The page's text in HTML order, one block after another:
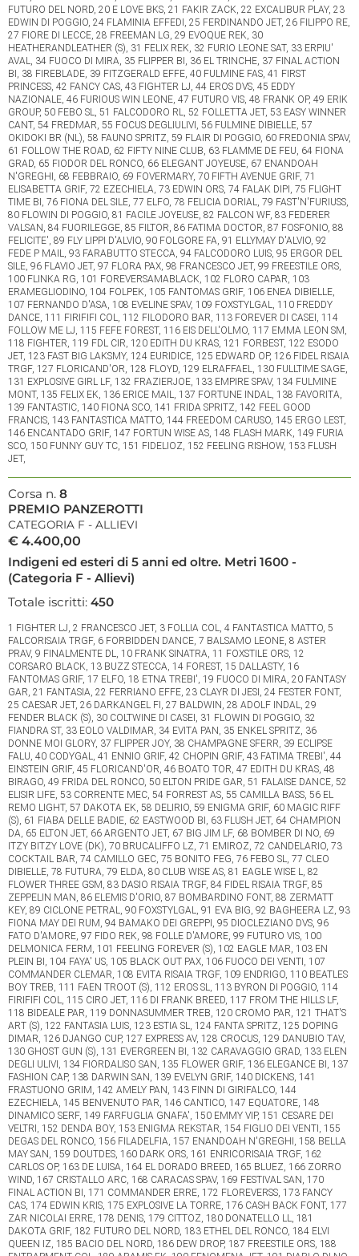
FUTURO DEL NORD, 20 E LOVE BKS, 21 FAKIR ZACK, 22 EXCALIBUR PLAY, 23
EDWIN DI POGGIO, 24 FLAMINIA EFFEDI, 25 FERDINANDO JET, 26 FILIPPO RE,
27 FIORE DI LECCE, 28 FREEMAN LG, 29 EVOQUE REK, 30
HEATHERANDLEATHER (S), 31 FELIX REK, 32 FURIO LEONE SAT, 33 ERPIU'
AVAL, 34 FUOCO DI MIRA, 35 FLIPPER BI, 36 EL TRINCHE, 37 FINAL ACTION
BI, 38 FIREBLADE, 39 FITZGERALD EFFE, 40 FULMINE FAS, 41 FIRST
PRINCESS, 42 FANCY CAS, 43 FIGHTER LJ, 44 EROS DVS, 45 EDDY
NAZIONALE, 46 FURIOUS WIN LEONE, 47 FUTURO VIS, 48 FRANK OP, 49 ERIK
GROUP, 50 FEBO SL, 51 FALCODORO RL, 52 FOLLETTA JET, 53 EASY WINNER
CANT, 54 FREDMAR, 55 FOCUS DEGLIULIVI, 56 FULMINE DIBIELLE, 57
OKIDOKI BR (NL), 58 FAUNO SPRITZ, 59 FLAIR DI POGGIO, 60 FREDONIA SPAV,
61 FOLLOW THE ROAD, 62 FIFTY NINE CLUB, 63 FLAMME DE FEU, 64 FIONA
GRAD, 65 FIODOR DEL RONCO, 66 ELEGANT JOYEUSE, 67 ENANDOAH
N'GREGHI, 68 FEBBRAIO, 69 FOVERMARY, 70 FIFTH AVENUE GRIF, 71
ELISABETTA GRIF, 72 EZECHIELA, 73 EDWIN ORS, 74 FALAK DIPI, 75 FLIGHT
TIME BI, 76 FIONA DEL SILE, 77 ELFO, 78 FELICIA DORIAL, 79 FAST'N'FURIUSS,
80 FLOWIN DI POGGIO, 81 FACILE JOYEUSE, 82 FALCON WF, 83 FEDERER
VALSAN, 84 FUORILEGGE, 85 FILTOR, 86 FATIMA DOCTOR, 87 FOSFONIO, 88
FELICITE', 89 FLY LIPPI D'ALVIO, 90 FOLGORE FA, 91 ELLYMAY D'ALVIO, 92
FEDE P MAIL, 93 FARABUTTO STECCA, 94 FALCODORO LUIS, 95 ERGOR DEL
SILE, 96 FLAVIO JET, 97 FLORA PAX, 98 FRANCESCO JET, 99 FREESTILE ORS,
100 FLINKA RG, 101 FOREVERSAMABLACK, 102 FLORO CAPAR, 103
ERAMEGLIODINO, 104 FOLPEK, 105 FANTOMAS GRIF, 106 ENEA DIBIELLE,
107 FERNANDO D'ASA, 108 EVELINE SPAV, 109 FOXSTYLGAL, 110 FREDDY
DANCE, 111 FIRIFIFI COL, 112 FILODORO BAR, 113 FOREVER DI CASEI, 114
FOLLOW ME LJ, 115 FEFE FOREST, 116 EIS DELL'OLMO, 117 EMMA LEON SM,
118 FIGHTER, 119 FDL CIR, 120 EDITH DU KRAS, 121 FORBEST, 122 ESODO
JET, 123 FAST BIG LAKSMY, 124 EURIDICE, 125 EDWARD OP, 126 FIDEL RISAIA
TRGF, 127 FLORICAND'OR, 128 FLOYD, 129 ELRAFFAEL, 130 FULLTIME SAGE,
131 EXPLOSIVE GIRL LF, 132 FRAZIERJOE, 133 EMPIRE SPAV, 134 FULMINE
MONT, 135 FELIX EK, 136 ERICE MAIL, 137 FORTUNE INDAL, 138 FAVORITA,
139 FANTASTIC, 140 FIONA SCO, 141 FRIDA SPRITZ, 142 FEEL GOOD
FRANCIS, 143 FANTASTICA MATTO, 144 FREEDOM CARUSO, 145 ERGO LEST,
146 ENCANTADO GRIF, 147 FORTUN WISE AS, 148 FLASH MARK, 149 FURIA
SCO, 150 FUNNY GUY TC, 151 FIDELIOZ, 152 FEELING RISHOW, 153 FLUSH
JET,
Corsa n. 8
PREMIO PANZEROTTI
CATEGORIA F - ALLIEVI
€ 4.400,00
Indigeni ed esteri di 5 anni ed oltre. Metri 1600 -
(Categoria F - Allievi)
Totale iscritti: 450
1 FIGHTER LJ, 2 FRANCESCO JET, 3 FOLLIA COL, 4 FANTASTICA MATTO, 5
FALCORISAIA TRGF, 6 FORBIDDEN DANCE, 7 BALSAMO LEONE, 8 ASTER
PRAV, 9 FINALMENTE DL, 10 FRANK SINATRA, 11 FOXSTILE ORS, 12
CORSARO BLACK, 13 BUZZ STECCA, 14 FOREST, 15 DALLASTY, 16
FANTOMAS GRIF, 17 ELFO, 18 ETNA TREBI', 19 FUOCO DI MIRA, 20 FANTASY
GAR, 21 FANTASIA, 22 FERRIANO EFFE, 23 CLAYR DI JESI, 24 FESTER FONT,
25 CAESAR JET, 26 DARKANGEL FI, 27 BALDWIN, 28 ADOLF INDAL, 29
FENDER BLACK (S), 30 COLTWINE DI CASEI, 31 FLOWIN DI POGGIO, 32
FIANDRA ST, 33 EOLO VALDIMAR, 34 EVITA PAN, 35 ENKEL SPRITZ, 36
DONNE MOI GLORY, 37 FLIPPER JOY, 38 CHAMPAGNE SFERR, 39 ECLIPSE
FALU, 40 CODYGAL, 41 ENNIO GRIF, 42 CHOPIN GRIF, 43 FATIMA TREBI', 44
EINSTEIN GRIF, 45 FLORICAND'OR, 46 BOATO TOR, 47 EDITH DU KRAS, 48
BIRAGO, 49 FRIDA DEL RONCO, 50 ELTON PRIDE GAR, 51 FALAISE DANCE, 52
ELISIR LIFE, 53 CORRENTE MEC, 54 FORREST AS, 55 CAMILLA BASS, 56 EL
REMO LIGHT, 57 DAKOTA EK, 58 DELIRIO, 59 ENIGMA GRIF, 60 MAGIC RIFF
(S), 61 FIABA DELLE BADIE, 62 EASTWOOD BI, 63 FLUSH JET, 64 CHAMPION
DA, 65 ELTON JET, 66 ARGENTO JET, 67 BIG JIM LF, 68 BOMBER DI NO, 69
ITZY BITZY LOVE (DK), 70 BRUCALIFFO LZ, 71 EMIROZ, 72 CANDELARIO, 73
COCKTAIL BAR, 74 CAMILLO GEC, 75 BONITO FEG, 76 FEBO SL, 77 CLEO
DIBIELLE, 78 FUTURA, 79 ELDA, 80 CLUB WISE AS, 81 EAGLE WISE L, 82
FLOWER THREE GSM, 83 DASIO RISAIA TRGF, 84 FIDEL RISAIA TRGF, 85
ZEPPELIN MAN, 86 ELEMIS D'ORIO, 87 BOMBARDINO FONT, 88 ZERMATT
KEY, 89 CICLONE PETRAL, 90 FOXSTYLGAL, 91 EVA BIG, 92 BAGHEERA LZ, 93
FIONA MAY DEI RUM, 94 BAMAKO DEI GREPPI, 95 DIOCLEZIANO DVS, 96
FATO D'AMORE, 97 FIDO REK, 98 FOLLE D'AMORE, 99 FUTURO VIS, 100
DELMONICA FERM, 101 FEELING FOREVER (S), 102 EAGLE MAR, 103 EN
PLEIN BI, 104 FAYA' US, 105 BLACK OUT PAX, 106 FUOCO DEI VENTI, 107
COMMANDER CLEMAR, 108 EVITA RISAIA TRGF, 109 ENDRIGO, 110 BEATLES
BOY TREB, 111 FAEN TROOT (S), 112 EROS SL, 113 BYRON DI POGGIO, 114
FIRIFIFI COL, 115 CIRO JET, 116 DI FRANK BREED, 117 FROM THE HILLS LF,
118 BIDEALE PAR, 119 DONNASUMMER TREB, 120 CROMO PAR, 121 THAT'S
ART (S), 122 FANTASIA LUIS, 123 ESTIA SL, 124 FANTA SPRITZ, 125 DOPING
DIMAR, 126 DJANGO CUP, 127 EXPRESS AV, 128 CROCUS, 129 DANUBIO TAV,
130 GHOST GUN (S), 131 EVERGREEN BI, 132 CARAVAGGIO GRAD, 133 ELEN
DEGLI ULIVI, 134 FIORDALISO SAN, 135 FLOWER GRIF, 136 ELEGANCE BI, 137
FASHION CAP, 138 DARWIN SAN, 139 EVELYN GRIF, 140 DICKENS, 141
FRASTUONO GRIM, 142 AMELY PAN, 143 FINN DI GIRIFALCO, 144
EZECHIELA, 145 BENVENUTO PAR, 146 CANTICO, 147 EQUATORE, 148
DINAMICO SERF, 149 FARFUGLIA GNAFA', 150 EMMY VIP, 151 CESARE DEI
VELTRI, 152 DENDA BOY, 153 ENIGMA REKSTAR, 154 FIGLIO DEI VENTI, 155
DEGAS DEL RONCO, 156 FILADELFIA, 157 ENANDOAH N'GREGHI, 158 BELLA
MAY SAN, 159 DOUTDES, 160 DARK ORS, 161 ENRICORISAIA TRGF, 162
CARLOS OP, 163 DE LUISA, 164 EL DORADO BREED, 165 BLUEZ, 166 ZORRO
WIND, 167 CRISTALLO ARC, 168 CARACAS SPAV, 169 FESTIVAL SAN, 170
FINAL ACTION BI, 171 COMMANDER ERRE, 172 FLOREVERSS, 173 FANCY
CAS, 174 EDWIN KRIS, 175 EXPLOSIVE LA TORRE, 176 CASH BACK FONT, 177
ZAR NICOLAI ERRE, 178 DENIS, 179 CITTOZ, 180 DONATELLO LL, 181
DAKOTA GRIF, 182 FUTURO DEL NORD, 183 ETHEL DEL RONCO, 184 ELVI
QUEEN IZ, 185 BACIO DEL NORD, 186 DEW DROP, 187 FREESTILE ORS, 188